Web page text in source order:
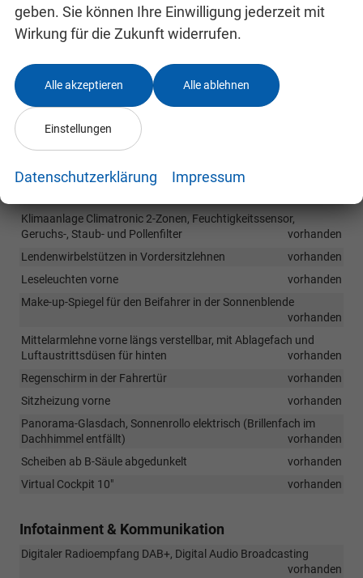
Teppich-Fußmatten
vorhanden
Ablagefach im Gepäckraum
Parkscheinhalter
Taschenhaken im Gepäckraum
Ablagetaschen (Vordersitz-Rückseite)
Handschuhfach beleuchtet
Handytaschen (Vordersitz-Rückseite)
Klimaanlage Climatronic 2-Zonen, Feuchtigkeitssensor,
Geruchs-, Staub- und Pollenfilter
vorhanden
Lendenwirbelstützen in Vordersitzlehnen
vorhanden
Leseleuchten vorne
vorhanden
Make-up-Spiegel für den Beifahrer in der Sonnenblende
vorhanden
Mittelarmlehne vorne längs verstellbar, mit Ablagefach und
Luftaustrittsdüsen für hinten
vorhanden
Regenschirm in der Fahrertür
vorhanden
Sitzheizung vorne
vorhanden
Panorama-Glasdach, Sonnenrollo elektrisch (Brillenfach im
Dachhimmel entfällt)
vorhanden
Scheiben ab B-Säule abgedunkelt
vorhanden
Virtual Cockpit 10"
vorhanden
Infotainment & Kommunikation
Digitaler Radioempfang DAB+, Digital Audio Broadcasting
vorhanden
geben. Sie können Ihre Einwilligung jederzeit mit
Wirkung für die Zukunft widerrufen.
Alle akzeptieren Alle ablehnen
Einstellungen
Datenschutzerklärung Impressum